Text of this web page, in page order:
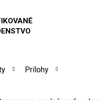
Prílohy